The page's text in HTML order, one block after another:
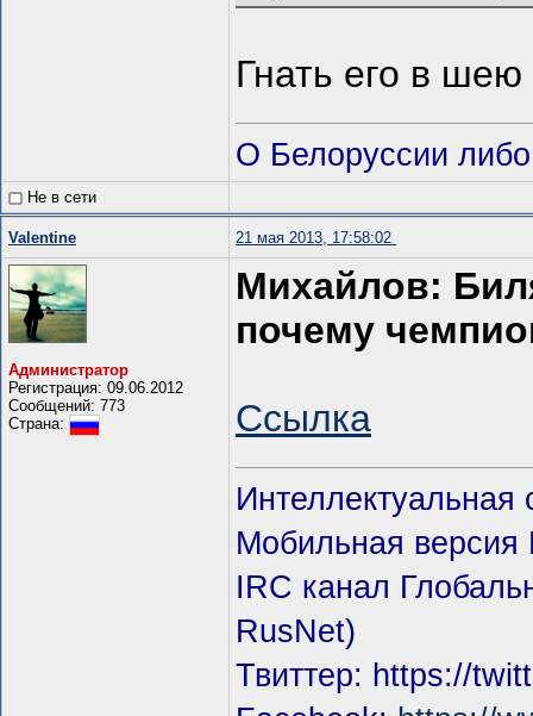
Гнать его в шею
О Белоруссии
Не в сети
Valentine 21 мая 2013, 17:58:02
Администратор
Регистрация: 09.06.2012
Сообщений: 773
Страна:
Михайлов:
почему
Ссылка
Интеллектуальная
Мобильная версия
IRC канал
RusNet)
Твиттер: https://